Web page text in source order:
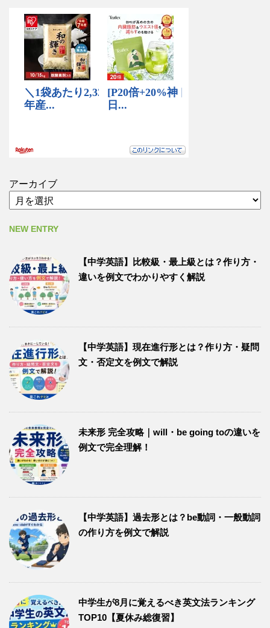
アーカイブ
NEW ENTRY
【中学英語】比較級・最上級とは？作り方・
違いを例文でわかりやすく解説
【中学英語】現在進行形とは？作り方・疑問
文・否定文を例文で解説
未来形 完全攻略｜will・be going toの違いを
例文で完全理解！
【中学英語】過去形とは？be動詞・一般動詞
の作り方を例文で解説
中学生が8月に覚えるべき英文法ランキング
TOP10【夏休み総復習】